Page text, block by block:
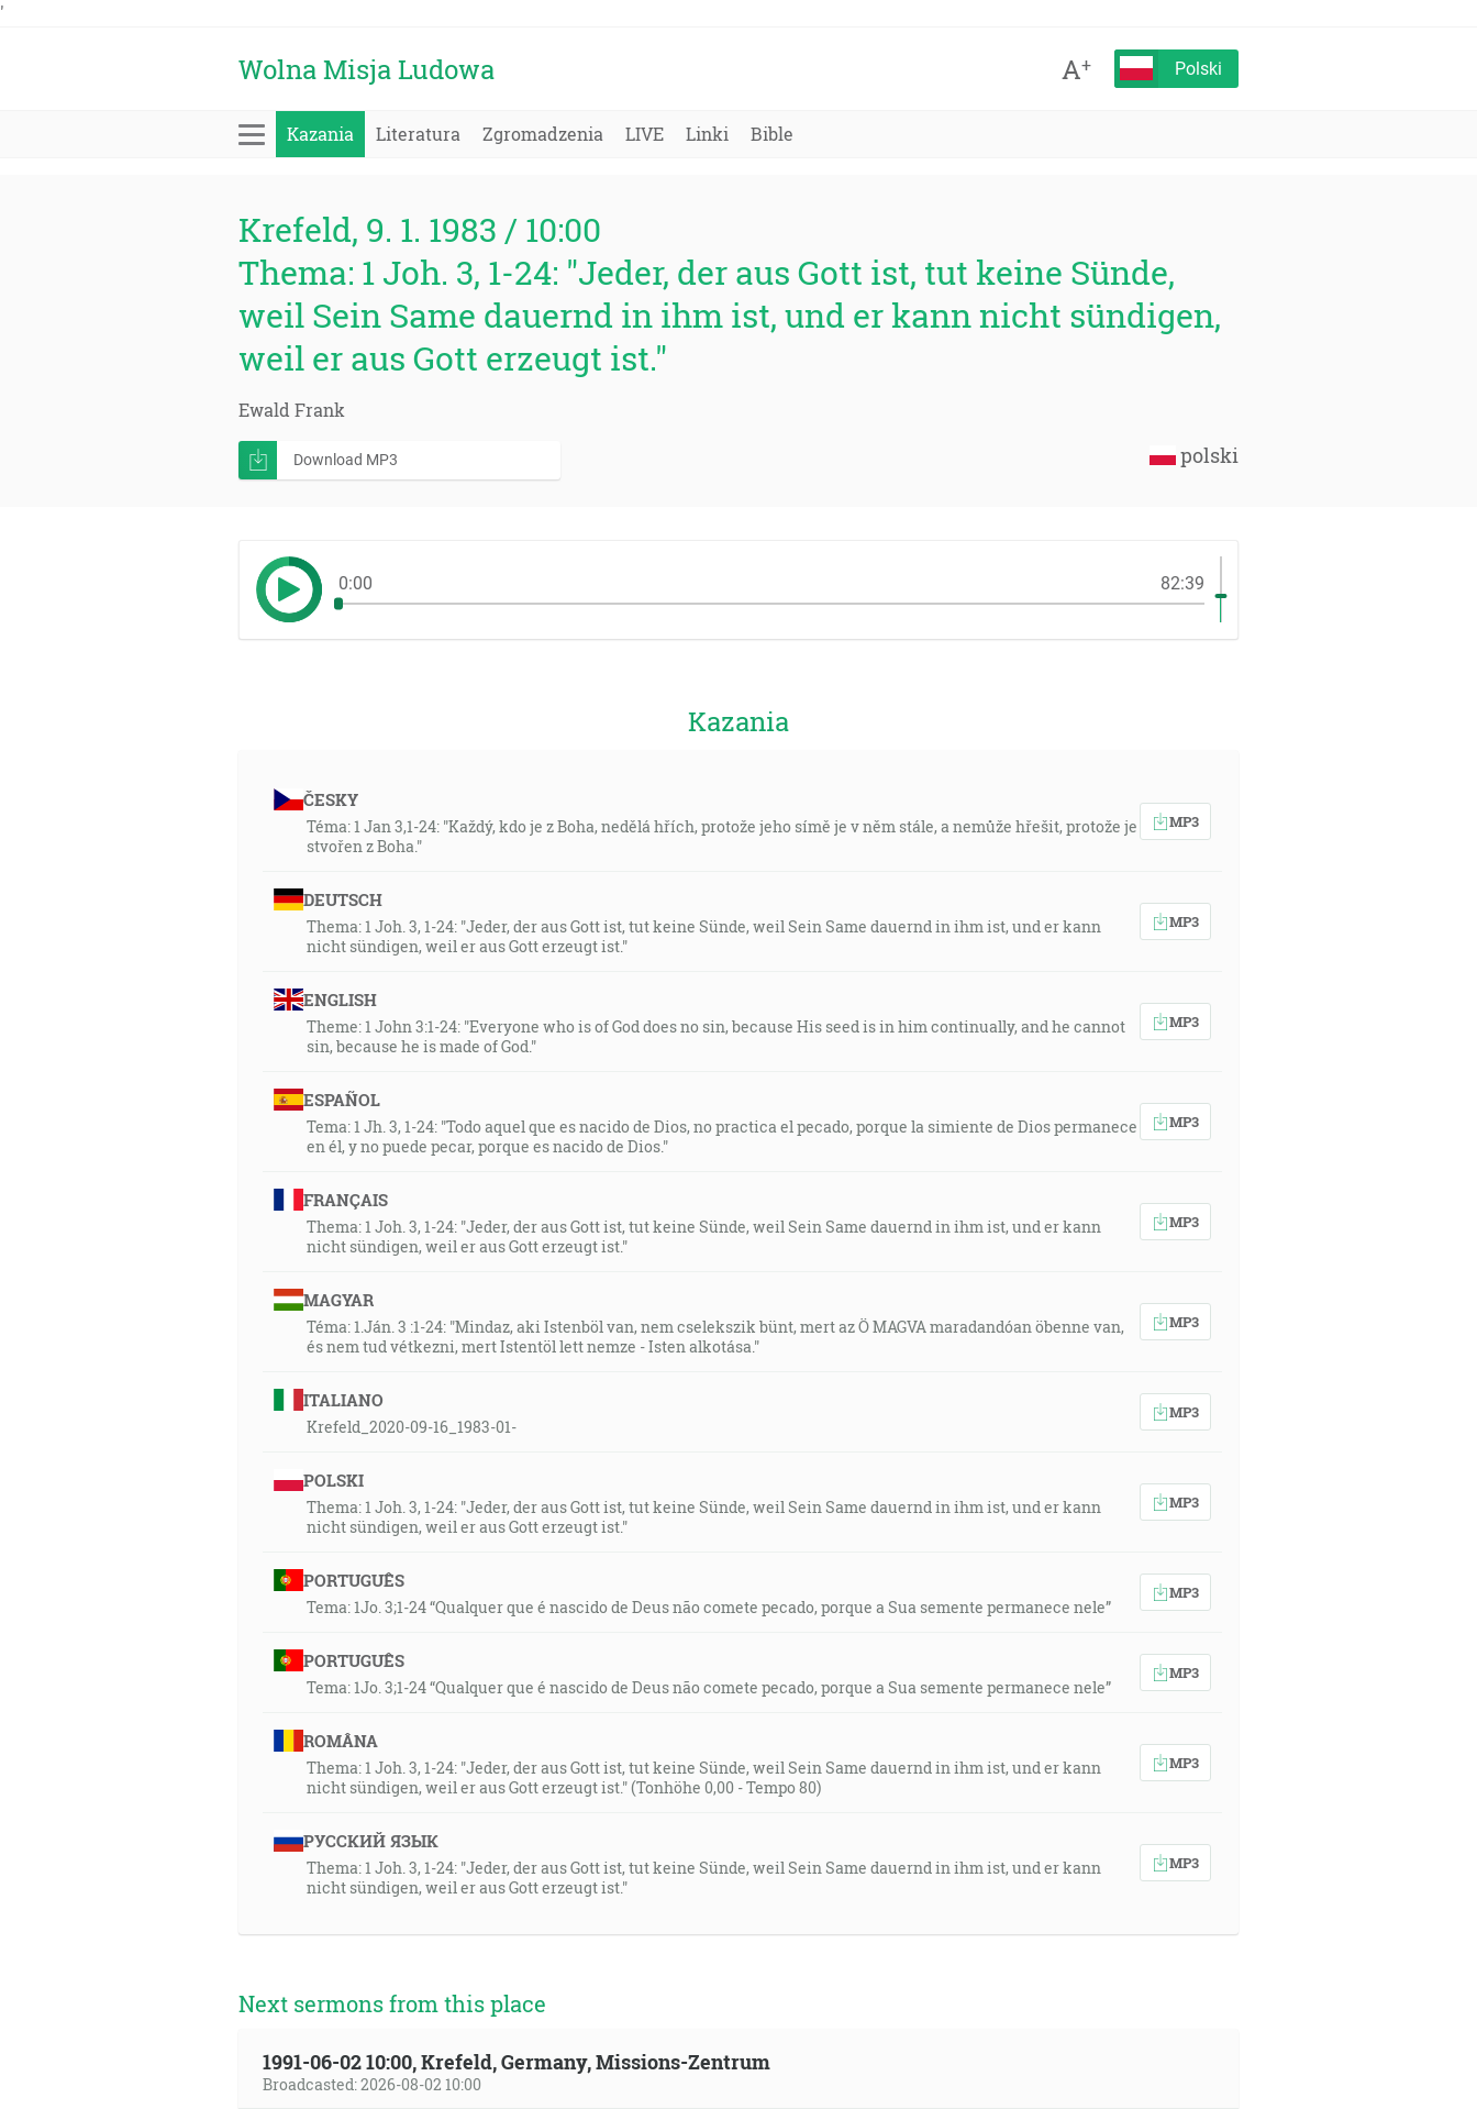
'
Wolna Misja Ludowa A+ Polski
Kazania Literatura Zgromadzenia LIVE Linki Bible
Krefeld, 9. 1. 1983 / 10:00
Thema: 1 Joh. 3, 1-24: "Jeder, der aus Gott ist, tut keine Sünde,
weil Sein Same dauernd in ihm ist, und er kann nicht sündigen,
weil er aus Gott erzeugt ist."
Ewald Frank
polski
Download MP3
0:00 82:39
Kazania
ČESKY
Téma: 1 Jan 3,1-24: "Každý, kdo je z Boha, nedělá hřích, protože jeho símě je v něm stále, a nemůže hřešit, protože je
stvořen z Boha."
MP3
DEUTSCH
Thema: 1 Joh. 3, 1-24: "Jeder, der aus Gott ist, tut keine Sünde, weil Sein Same dauernd in ihm ist, und er kann
nicht sündigen, weil er aus Gott erzeugt ist."
MP3
ENGLISH
Theme: 1 John 3:1-24: "Everyone who is of God does no sin, because His seed is in him continually, and he cannot
sin, because he is made of God."
MP3
ESPAÑOL
Tema: 1 Jh. 3, 1-24: "Todo aquel que es nacido de Dios, no practica el pecado, porque la simiente de Dios permanece
en él, y no puede pecar, porque es nacido de Dios."
MP3
FRANÇAIS
Thema: 1 Joh. 3, 1-24: "Jeder, der aus Gott ist, tut keine Sünde, weil Sein Same dauernd in ihm ist, und er kann
nicht sündigen, weil er aus Gott erzeugt ist."
MP3
MAGYAR
Téma: 1.Ján. 3 :1-24: "Mindaz, aki Istenböl van, nem cselekszik bünt, mert az Ö MAGVA maradandóan öbenne van,
és nem tud vétkezni, mert Istentöl lett nemze - Isten alkotása."
MP3
ITALIANO
Krefeld_2020-09-16_1983-01-
MP3
POLSKI
Thema: 1 Joh. 3, 1-24: "Jeder, der aus Gott ist, tut keine Sünde, weil Sein Same dauernd in ihm ist, und er kann
nicht sündigen, weil er aus Gott erzeugt ist."
MP3
PORTUGUÊS
Tema: 1Jo. 3;1-24 “Qualquer que é nascido de Deus não comete pecado, porque a Sua semente permanece nele”
MP3
PORTUGUÊS
Tema: 1Jo. 3;1-24 “Qualquer que é nascido de Deus não comete pecado, porque a Sua semente permanece nele”
MP3
ROMÂNA
Thema: 1 Joh. 3, 1-24: "Jeder, der aus Gott ist, tut keine Sünde, weil Sein Same dauernd in ihm ist, und er kann
nicht sündigen, weil er aus Gott erzeugt ist." (Tonhöhe 0,00 - Tempo 80)
MP3
РУССКИЙ ЯЗЫК
Thema: 1 Joh. 3, 1-24: "Jeder, der aus Gott ist, tut keine Sünde, weil Sein Same dauernd in ihm ist, und er kann
nicht sündigen, weil er aus Gott erzeugt ist."
MP3
Next sermons from this place
1991-06-02 10:00, Krefeld, Germany, Missions-Zentrum
Broadcasted: 2026-08-02 10:00